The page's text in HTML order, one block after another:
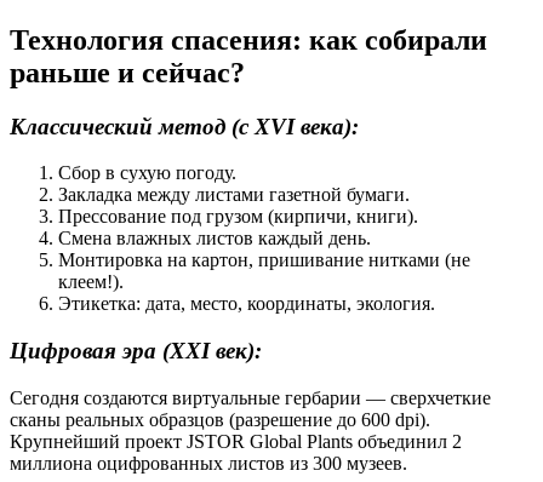
Технология спасения: как собирали
раньше и сейчас?
Классический метод (с XVI века):
Сбор в сухую погоду.
Закладка между листами газетной бумаги.
Прессование под грузом (кирпичи, книги).
Смена влажных листов каждый день.
Монтировка на картон, пришивание нитками (не
клеем!).
Этикетка: дата, место, координаты, экология.
Цифровая эра (XXI век):
Сегодня создаются виртуальные гербарии — сверхчеткие
сканы реальных образцов (разрешение до 600 dpi).
Крупнейший проект JSTOR Global Plants объединил 2
миллиона оцифрованных листов из 300 музеев.